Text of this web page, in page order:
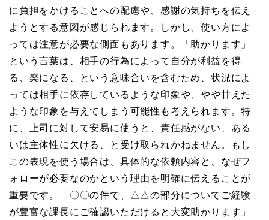
に負担をかけることへの配慮や、感謝の気持ちを伝え
ようとする意図が感じられます。しかし、使い方によ
っては注意が必要な側面もあります。「助かります」
という言葉は、相手の行為によって自分が利益を得
る、楽になる、という意味合いを含むため、状況によ
っては相手に依存しているような印象や、やや甘えた
ような印象を与えてしまう可能性も考えられます。特
に、上司に対して安易に使うと、責任感がない、ある
いは主体性に欠ける、と受け取られかねません。もし
この表現を使う場合は、具体的な依頼内容と、なぜフ
ォローが必要なのかという理由を明確に伝えることが
重要です。「〇〇の件で、△△の部分についてご経験
が豊富な課長にご確認いただけると大変助かります」